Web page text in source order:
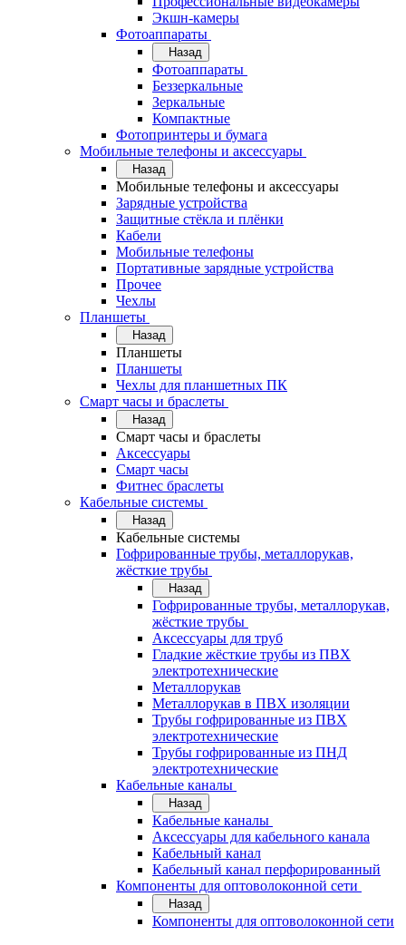
Экшн-камеры
Фотоаппараты
Назад
Фотоаппараты
Беззеркальные
Зеркальные
Компактные
Фотопринтеры и бумага
Мобильные телефоны и аксессуары
Назад
Мобильные телефоны и аксессуары
Зарядные устройства
Защитные стёкла и плёнки
Кабели
Мобильные телефоны
Портативные зарядные устройства
Прочее
Чехлы
Планшеты
Назад
Планшеты
Планшеты
Чехлы для планшетных ПК
Смарт часы и браслеты
Назад
Смарт часы и браслеты
Аксессуары
Смарт часы
Фитнес браслеты
Кабельные системы
Назад
Кабельные системы
Гофрированные трубы, металлорукав,
жёсткие трубы
Назад
Гофрированные трубы, металлорукав,
жёсткие трубы
Аксессуары для труб
Гладкие жёсткие трубы из ПВХ
электротехнические
Металлорукав
Металлорукав в ПВХ изоляции
Трубы гофрированные из ПВХ
электротехнические
Трубы гофрированные из ПНД
электротехнические
Кабельные каналы
Назад
Кабельные каналы
Аксессуары для кабельного канала
Кабельный канал
Кабельный канал перфорированный
Компоненты для оптоволоконной сети
Назад
Компоненты для оптоволоконной сети